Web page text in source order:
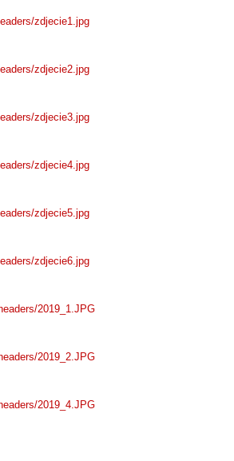
zdjecie1.jpg
zdjecie2.jpg
zdjecie3.jpg
zdjecie4.jpg
zdjecie5.jpg
zdjecie6.jpg
2019_1.JPG
2019_2.JPG
2019_4.JPG